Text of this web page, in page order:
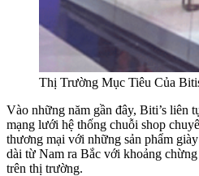
Thị Trường Mục Tiêu Của
Vào những năm gần đây, Biti’s liên
mạng lưới hệ thống chuỗi shop
thương mại với những sản phẩm
dài từ Nam ra Bắc với khoảng
trên thị trường.